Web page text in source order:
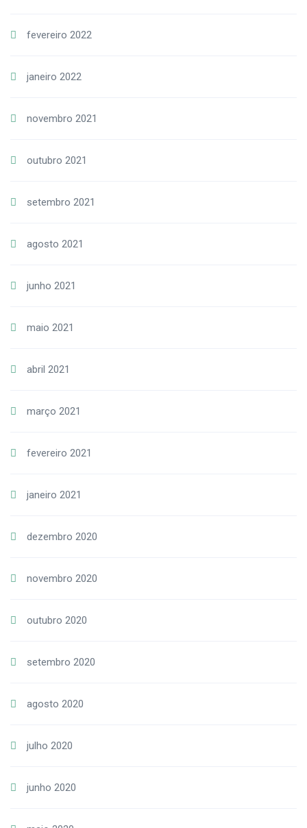
fevereiro 2022
janeiro 2022
novembro 2021
outubro 2021
setembro 2021
agosto 2021
junho 2021
maio 2021
abril 2021
março 2021
fevereiro 2021
janeiro 2021
dezembro 2020
novembro 2020
outubro 2020
setembro 2020
agosto 2020
julho 2020
junho 2020